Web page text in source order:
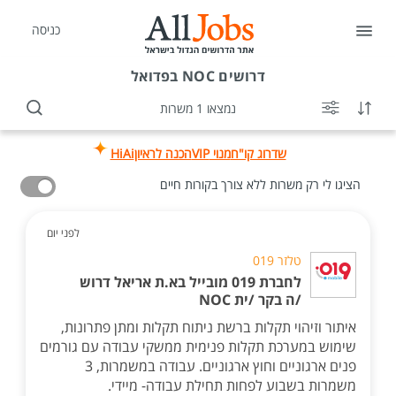
כניסה
דרושיםNOC בפדואל
נמצאו 1 משרות
שדרוג קו"חמנוי VIP הכנה לראיוןHiAi
הציגו לי רק משרות ללא צורך בקורות חיים
לפני יום
טלזר 019
לחברת 019 מובייל בא.ת אריאל דרוש
/ה בקר /ית NOC
איתור וזיהוי תקלות ברשת ניתוח תקלות ומתן פתרונות,
שימוש במערכת תקלות פנימית ממשקי עבודה עם גורמים
פנים ארגוניים וחוץ ארגוניים. עבודה במשמרות, 3
משמרות בשבוע לפחות תחילת עבודה- מיידי.